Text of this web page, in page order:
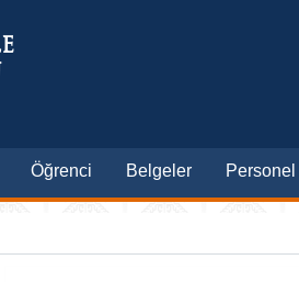
Öğrenci Belgeler Personel